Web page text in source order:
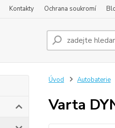
Kontakty Ochrana soukromí
Úvod Autobaterie
Varta